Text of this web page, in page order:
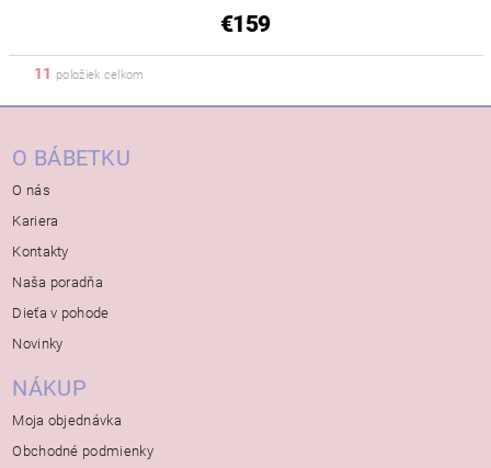
€159
11 položiek celkom
O BÁBETKU
O nás
Kariera
Kontakty
Naša poradňa
Dieťa v pohode
Novinky
NÁKUP
Moja objednávka
Obchodné podmienky